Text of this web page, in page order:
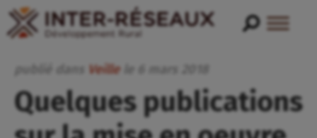
publié dans Veille le mars
Quelques publications